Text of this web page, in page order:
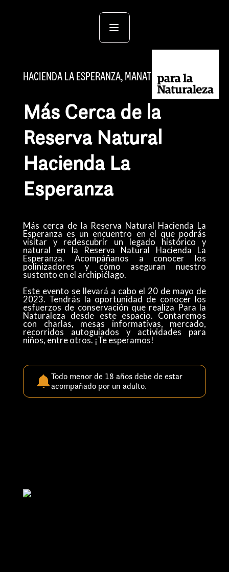
HACIENDA LA ESPERANZA, MANATÍ
Más Cerca de la
Reserva Natural
Hacienda La
Esperanza
Más cerca de la Reserva Natural Hacienda La
Esperanza es un encuentro en el que podrás
visitar y redescubrir un legado histórico y
natural en la Reserva Natural Hacienda La
Esperanza. Acompáñanos a conocer los
polinizadores y cómo aseguran nuestro
sustento en el archipiélago.
Este evento se llevará a cabo el 20 de mayo de
2023. Tendrás la oportunidad de conocer los
esfuerzos de conservación que realiza Para la
Naturaleza desde este espacio. Contaremos
con charlas, mesas informativas, mercado,
recorridos autoguiados y actividades para
niños, entre otros. ¡Te esperamos!
Todo menor de 18 años debe de estar
acompañado por un adulto.